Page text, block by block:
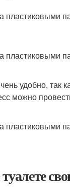
удобно, так
можно